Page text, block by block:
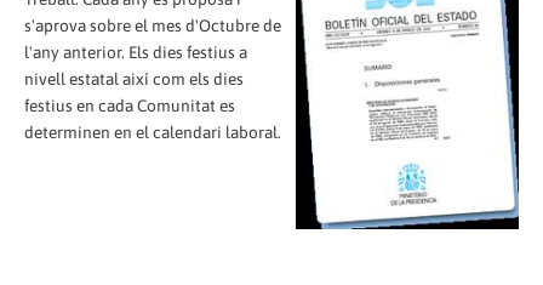
s'aprova sobre el mes d'Octubre de
l'any anterior. Els dies festius a
nivell estatal així com els dies
festius en cada Comunitat es
determinen en el calendari laboral.